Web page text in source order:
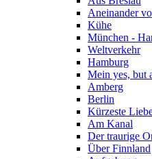
Aneinander
Kühe
München -
Weltverkehr
Hamburg
Mein yes, but
Amberg
Berlin
Kürzeste
Am Kanal
Der traurige
Über Finnland